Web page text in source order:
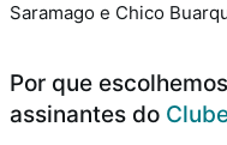
Saramago e Chico
Por que
assinantes do